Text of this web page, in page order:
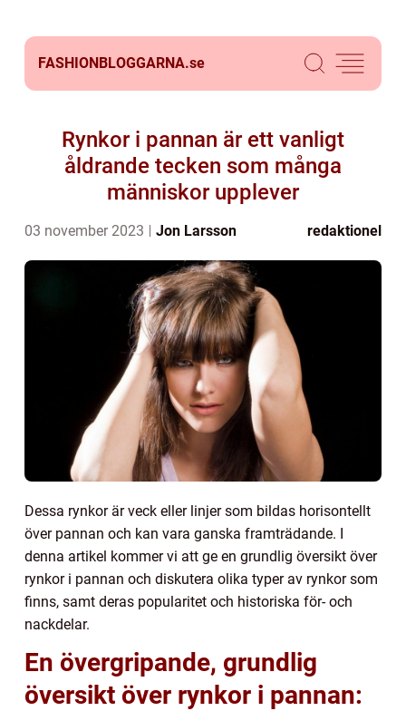
FASHIONBLOGGARNA.se
Rynkor i pannan är ett vanligt
åldrande tecken som många
människor upplever
03 november 2023 Jon Larsson redaktionel
Dessa rynkor är veck eller linjer som bildas horisontellt
över pannan och kan vara ganska framträdande. I
denna artikel kommer vi att ge en grundlig översikt över
rynkor i pannan och diskutera olika typer av rynkor som
finns, samt deras popularitet och historiska för- och
nackdelar.
En övergripande, grundlig
översikt över rynkor i pannan: